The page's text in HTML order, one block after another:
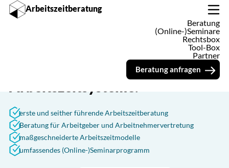
Arbeitszeitberatung
Beratung
(Online-)Seminare
Rechtsbox
Tool-Box
Partner
Beratung anfragen
zum Referentenentwurf zur Anpassung des
Wir entwickeln und verbessern
erste und seither führende Arbeitszeitberatung
Beratung für Arbeitgeber und Arbeitnehmervertretung
maßgeschneiderte Arbeitszeitmodelle
umfassendes (Online-)Seminarprogramm